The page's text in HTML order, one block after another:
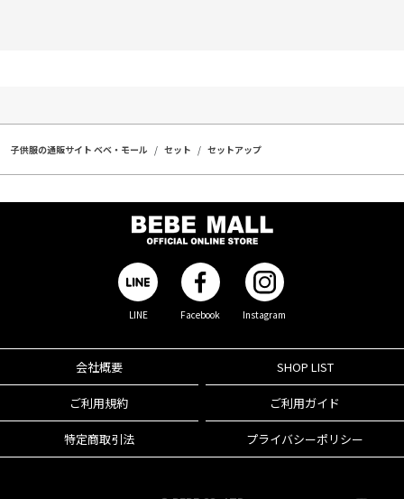
子供服の通販サイト ベベ・モール セット セットアップ
LINE Facebook Instagram
会社概要 SHOP LIST
ご利用規約 ご利用ガイド
特定商取引法 プライバシーポリシー